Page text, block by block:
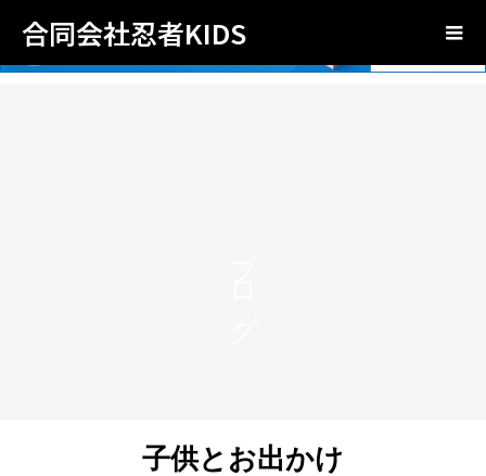
合同会社忍者KIDS
子供とお出かけ